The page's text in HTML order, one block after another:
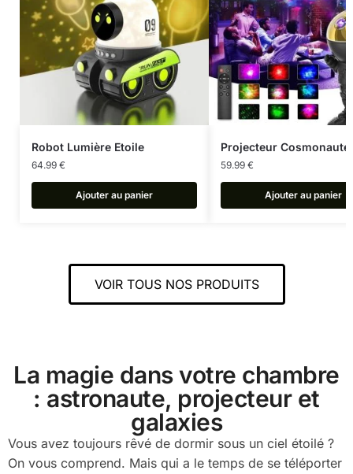
Robot Lumière Etoile
64.99 €
Ajouter au panier
Projecteur Cosmonaute
59.99 €
Ajouter au panier
VOIR TOUS NOS PRODUITS
La magie dans votre chambre
: astronaute, projecteur et
galaxies
Vous avez toujours rêvé de dormir sous un ciel étoilé ?
On vous comprend. Mais qui a le temps de se téléporter